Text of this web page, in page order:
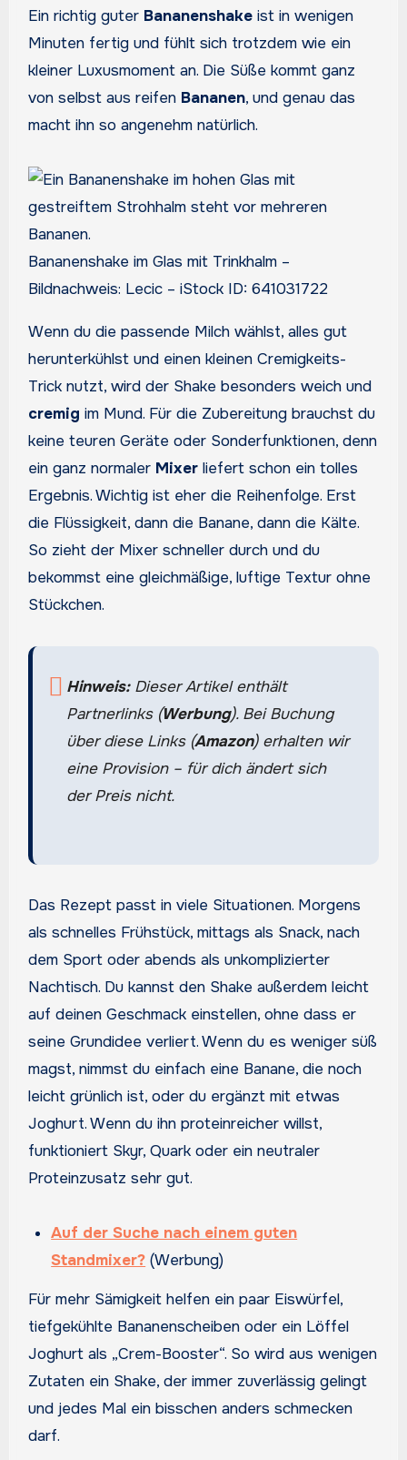
Ein richtig guter Bananenshakeist in wenigen
Minuten fertig und fühlt sich trotzdem wie ein
kleiner Luxusmoment an. Die Süße kommt ganz
von selbst aus reifen Bananen, und genau das
macht ihn so angenehm natürlich.
Bananenshake im Glas mit Trinkhalm –
Bildnachweis: Lecic – iStock ID: 641031722
Wenn du die passende Milch wählst, alles gut
herunterkühlst und einen kleinen Cremigkeits-
Trick nutzt, wird der Shake besonders weich und
cremig im Mund. Für die Zubereitung brauchst du
keine teuren Geräte oder Sonderfunktionen, denn
ein ganz normaler Mixerliefert schon ein tolles
Ergebnis. Wichtig ist eher die Reihenfolge. Erst
die Flüssigkeit, dann die Banane, dann die Kälte.
So zieht der Mixer schneller durch und du
bekommst eine gleichmäßige, luftige Textur ohne
Stückchen.
Hinweis:Dieser Artikel enthält
Partnerlinks (Werbung). Bei Buchung
über diese Links (Amazon) erhalten wir
eine Provision – für dich ändert sich
der Preis nicht.
Das Rezept passt in viele Situationen. Morgens
als schnelles Frühstück, mittags als Snack, nach
dem Sport oder abends als unkomplizierter
Nachtisch. Du kannst den Shake außerdem leicht
auf deinen Geschmack einstellen, ohne dass er
seine Grundidee verliert. Wenn du es weniger süß
magst, nimmst du einfach eine Banane, die noch
leicht grünlich ist, oder du ergänzt mit etwas
Joghurt. Wenn du ihn proteinreicher willst,
funktioniert Skyr, Quark oder ein neutraler
Proteinzusatz sehr gut.
Auf der Suche nach einem guten
Standmixer? (Werbung)
Für mehr Sämigkeit helfen ein paar Eiswürfel,
tiefgekühlte Bananenscheiben oder ein Löffel
Joghurt als „Crem-Booster“. So wird aus wenigen
Zutaten ein Shake, der immer zuverlässig gelingt
und jedes Mal ein bisschen anders schmecken
darf.